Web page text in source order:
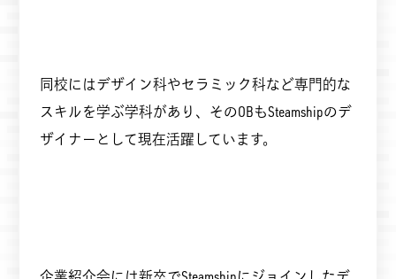
同校にはデザイン科やセラミック科など専門的な
スキルを学ぶ学科があり、そのOBもSteamshipのデ
ザイナーとして現在活躍しています。